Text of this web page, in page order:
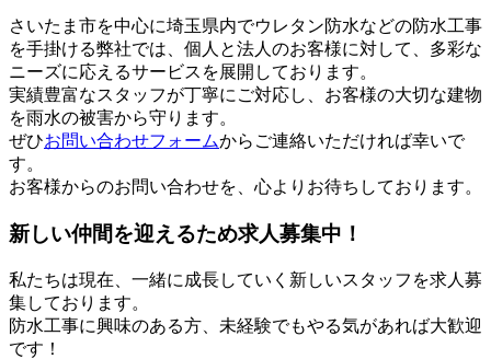
さいたま市を中心に埼玉県内でウレタン防水などの防水工事
を手掛ける弊社では、個人と法人のお客様に対して、多彩な
ニーズに応えるサービスを展開しております。
実績豊富なスタッフが丁寧にご対応し、お客様の大切な建物
を雨水の被害から守ります。
ぜひお問い合わせフォームからご連絡いただければ幸いで
す。
お客様からのお問い合わせを、心よりお待ちしております。
新しい仲間を迎えるため求人募集中！
私たちは現在、一緒に成長していく新しいスタッフを求人募
集しております。
防水工事に興味のある方、未経験でもやる気があれば大歓迎
です！